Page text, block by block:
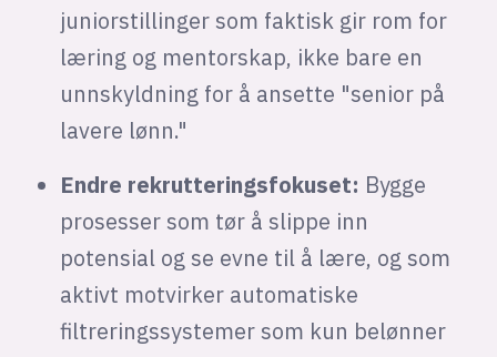
juniorstillinger som faktisk gir rom for
læring og mentorskap, ikke bare en
unnskyldning for å ansette "senior på
lavere lønn."
Endre rekrutteringsfokuset: Bygge
prosesser som tør å slippe inn
potensial og se evne til å lære, og som
aktivt motvirker automatiske
filtreringssystemer som kun belønner